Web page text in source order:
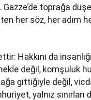
toprağa
her söz, her adım
Hakkını da
değil, komşuluk
gittiğiyle değil,
yalnız sınırları